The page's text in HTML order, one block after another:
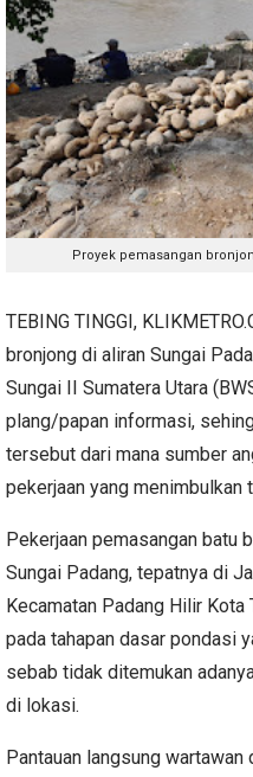
Proyek pemasangan
TEBING TINGGI,
bronjong di aliran Sungai
Sungai II Sumatera Utara
plang/papan informasi,
tersebut dari mana sumber
pekerjaan yang menimbulkan
Pekerjaan pemasangan batu
Sungai Padang, tepatnya di
Kecamatan Padang Hilir
pada tahapan dasar pondasi
sebab tidak ditemukan
di lokasi.
Pantauan langsung